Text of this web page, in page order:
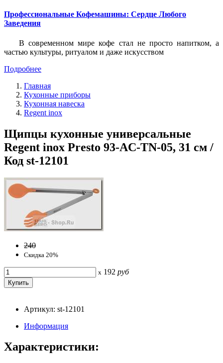
Профессиональные Кофемашины: Сердце Любого
Заведения
В современном мире кофе стал не просто напитком, а
частью культуры, ритуалом и даже искусством
Подробнее
Главная
Кухонные приборы
Кухонная навеска
Regent inox
Щипцы кухонные универсальные
Regent inox Presto 93-AC-TN-05, 31 см /
Код st-12101
240
Скидка 20%
x 192 руб
Артикул: st-12101
Информация
Характеристики: